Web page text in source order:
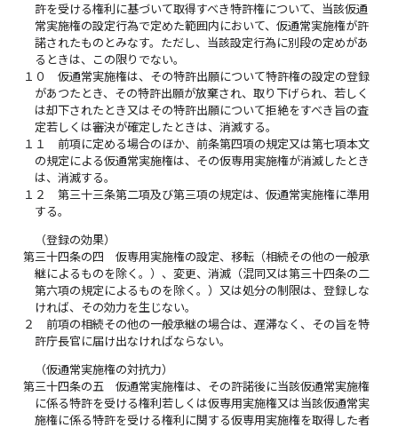
許を受ける権利に基づいて取得すべき特許権について、当該仮通
常実施権の設定行為で定めた範囲内において、仮通常実施権が許
諾されたものとみなす。ただし、当該設定行為に別段の定めがあ
るときは、この限りでない。
１０
仮通常実施権は、その特許出願について特許権の設定の登録
があつたとき、その特許出願が放棄され、取り下げられ、若しく
は却下されたとき又はその特許出願について拒絶をすべき旨の査
定若しくは審決が確定したときは、消滅する。
１１
前項に定める場合のほか、前条第四項の規定又は第七項本文
の規定による仮通常実施権は、その仮専用実施権が消滅したとき
は、消滅する。
１２
第三十三条第二項及び第三項の規定は、仮通常実施権に準用
する。
（登録の効果）
第三十四条の四
仮専用実施権の設定、移転（相続その他の一般承
継によるものを除く。）、変更、消滅（混同又は第三十四条の二
第六項の規定によるものを除く。）又は処分の制限は、登録しな
ければ、その効力を生じない。
２
前項の相続その他の一般承継の場合は、遅滞なく、その旨を特
許庁長官に届け出なければならない。
（仮通常実施権の対抗力）
第三十四条の五
仮通常実施権は、その許諾後に当該仮通常実施権
に係る特許を受ける権利若しくは仮専用実施権又は当該仮通常実
施権に係る特許を受ける権利に関する仮専用実施権を取得した者